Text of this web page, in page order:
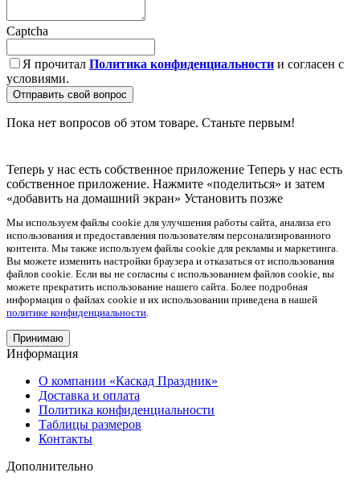
Captcha
Я прочитал Политика конфиденциальности и согласен с
условиями.
Отправить свой вопрос
Пока нет вопросов об этом товаре. Станьте первым!
Теперь у нас есть собственное приложение Теперь у нас есть
собственное приложение. Нажмите «поделиться» и затем
«добавить на домашний экран» Установить позже
Мы используем файлы cookie для улучшения работы сайта, анализа его
использования и предоставления пользователям персонализированного
контента. Мы также используем файлы cookie для рекламы и маркетинга.
Вы можете изменить настройки браузера и отказаться от использования
файлов cookie. Если вы не согласны с использованием файлов cookie, вы
можете прекратить использование нашего сайта. Более подробная
информация о файлах cookie и их использовании приведена в нашей
политике конфиденциальности
Принимаю
Информация
О компании «Каскад Праздник»
Доставка и оплата
Политика конфиденциальности
Таблицы размеров
Контакты
Дополнительно